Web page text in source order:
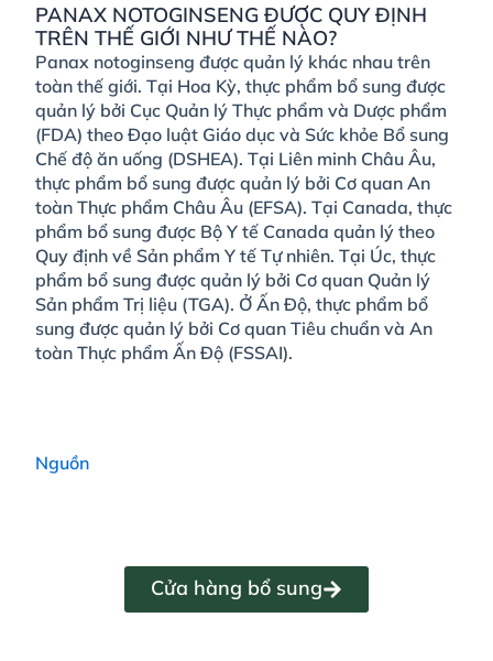
PANAX NOTOGINSENG ĐƯỢC QUY ĐỊNH
TRÊN THẾ GIỚI NHƯ THẾ NÀO?
Panax notoginseng được quản lý khác nhau trên
toàn thế giới. Tại Hoa Kỳ, thực phẩm bổ sung được
quản lý bởi Cục Quản lý Thực phẩm và Dược phẩm
(FDA) theo Đạo luật Giáo dục và Sức khỏe Bổ sung
Chế độ ăn uống (DSHEA). Tại Liên minh Châu Âu,
thực phẩm bổ sung được quản lý bởi Cơ quan An
toàn Thực phẩm Châu Âu (EFSA). Tại Canada, thực
phẩm bổ sung được Bộ Y tế Canada quản lý theo
Quy định về Sản phẩm Y tế Tự nhiên. Tại Úc, thực
phẩm bổ sung được quản lý bởi Cơ quan Quản lý
Sản phẩm Trị liệu (TGA). Ở Ấn Độ, thực phẩm bổ
sung được quản lý bởi Cơ quan Tiêu chuẩn và An
toàn Thực phẩm Ấn Độ (FSSAI).
Nguồn
Cửa hàng bổ sung